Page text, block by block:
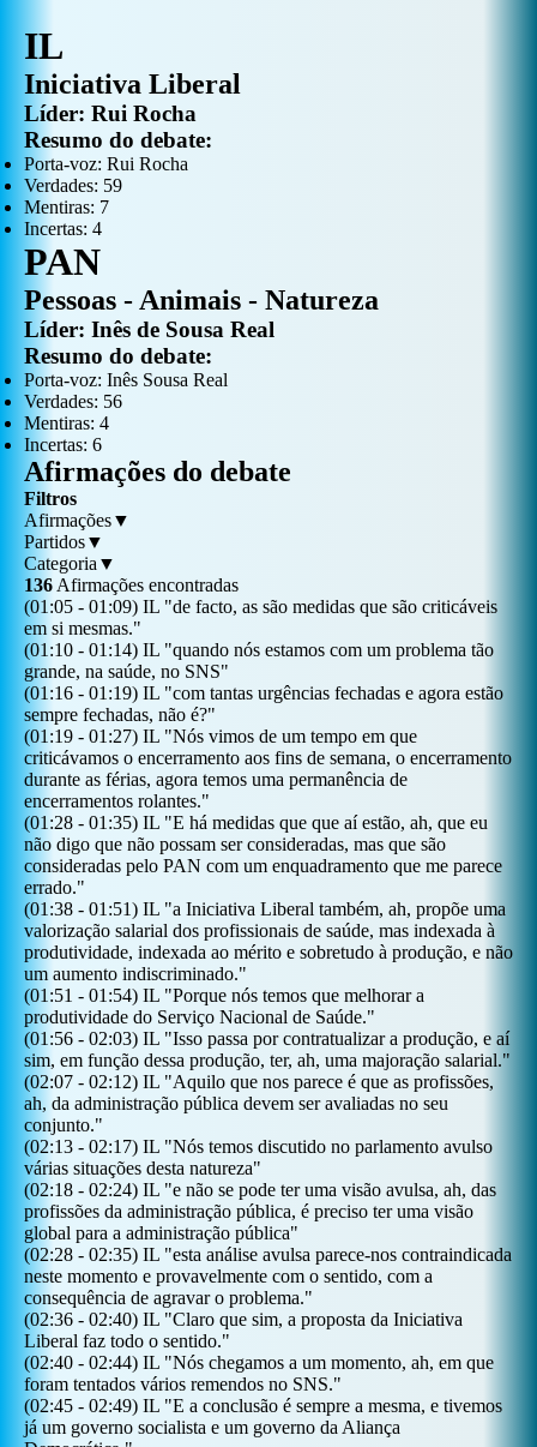
IL
Iniciativa Liberal
Líder: Rui Rocha
Resumo do debate:
Porta-voz: Rui Rocha
Verdades: 59
Mentiras: 7
Incertas: 4
PAN
Pessoas - Animais - Natureza
Líder: Inês de Sousa Real
Resumo do debate:
Porta-voz: Inês Sousa Real
Verdades: 56
Mentiras: 4
Incertas: 6
Afirmações do debate
Filtros
Afirmações▼
Partidos▼
Categoria ▼
136 Afirmações encontradas
(01:05 - 01:09) IL "de facto, as são medidas que são criticáveis
em si mesmas."
(01:10 - 01:14) IL "quando nós estamos com um problema tão
grande, na saúde, no SNS"
(01:16 - 01:19) IL "com tantas urgências fechadas e agora estão
sempre fechadas, não é?"
(01:19 - 01:27) IL "Nós vimos de um tempo em que
criticávamos o encerramento aos fins de semana, o encerramento
durante as férias, agora temos uma permanência de
encerramentos rolantes."
(01:28 - 01:35) IL "E há medidas que que aí estão, ah, que eu
não digo que não possam ser consideradas, mas que são
consideradas pelo PAN com um enquadramento que me parece
errado."
(01:38 - 01:51) IL "a Iniciativa Liberal também, ah, propõe uma
valorização salarial dos profissionais de saúde, mas indexada à
produtividade, indexada ao mérito e sobretudo à produção, e não
um aumento indiscriminado."
(01:51 - 01:54) IL "Porque nós temos que melhorar a
produtividade do Serviço Nacional de Saúde."
(01:56 - 02:03) IL "Isso passa por contratualizar a produção, e aí
sim, em função dessa produção, ter, ah, uma majoração salarial."
(02:07 - 02:12) IL "Aquilo que nos parece é que as profissões,
ah, da administração pública devem ser avaliadas no seu
conjunto."
(02:13 - 02:17) IL "Nós temos discutido no parlamento avulso
várias situações desta natureza"
(02:18 - 02:24) IL "e não se pode ter uma visão avulsa, ah, das
profissões da administração pública, é preciso ter uma visão
global para a administração pública"
(02:28 - 02:35) IL "esta análise avulsa parece-nos contraindicada
neste momento e provavelmente com o sentido, com a
consequência de agravar o problema."
(02:36 - 02:40) IL "Claro que sim, a proposta da Iniciativa
Liberal faz todo o sentido."
(02:40 - 02:44) IL "Nós chegamos a um momento, ah, em que
foram tentados vários remendos no SNS."
(02:45 - 02:49) IL "E a conclusão é sempre a mesma, e tivemos
já um governo socialista e um governo da Aliança